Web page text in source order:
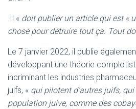
Il « doit publier un article qui est «
chose pour détruire tout ça. Tout
Le 7 janvier 2022, il publie
développant une théorie
incriminant les industries
juifs, « qui pilotent d’autres juifs,
population juive, comme des